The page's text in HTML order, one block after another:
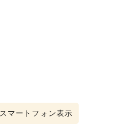
スマートフォン表示